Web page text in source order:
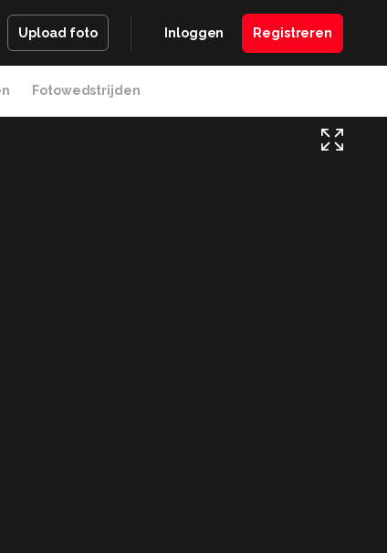
Upload foto Inloggen Registreren
Fotowedstrijden